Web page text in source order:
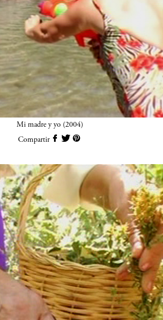
Mi madre y yo (2004)
Compartir